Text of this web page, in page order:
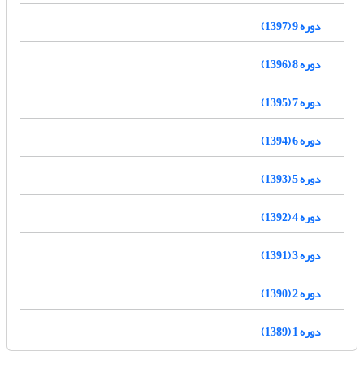
دوره 9 (1397)
دوره 8 (1396)
دوره 7 (1395)
دوره 6 (1394)
دوره 5 (1393)
دوره 4 (1392)
دوره 3 (1391)
دوره 2 (1390)
دوره 1 (1389)